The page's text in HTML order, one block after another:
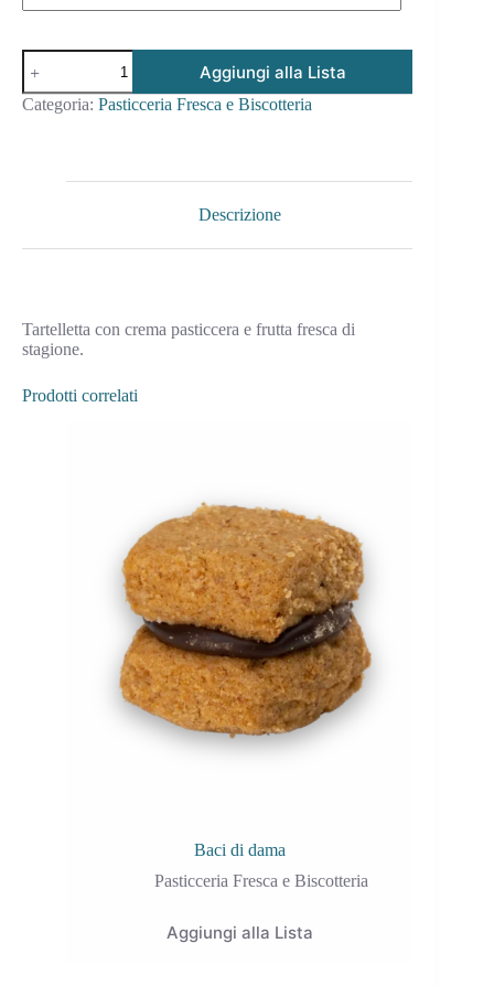
Aggiungi alla Lista
Categoria: Pasticceria Fresca e Biscotteria
Descrizione
Tartelletta con crema pasticcera e frutta fresca di
stagione.
Prodotti correlati
Baci di dama
Pasticceria Fresca e Biscotteria
Aggiungi alla Lista